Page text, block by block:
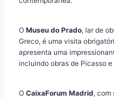
O Museu do Prado, lar de
Greco, é uma visita
apresenta uma
incluindo obras de Picasso e
O CaixaForum Madrid, com